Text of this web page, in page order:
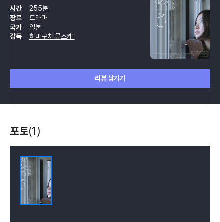
시간
255분
장르
드라마
국가
일본
감독
하마구치 류스케
리뷰 남기기
포토(1)